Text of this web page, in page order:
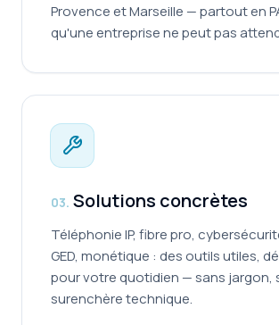
Provence et Marseille — partout en
qu'une entreprise ne peut pas
03. Solutions concrètes
Téléphonie IP, fibre pro,
GED, monétique : des outils utiles,
pour votre quotidien — sans jargon,
surenchère technique.